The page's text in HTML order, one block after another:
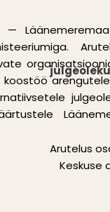
—
koostöö
Arutelus
Keskuse